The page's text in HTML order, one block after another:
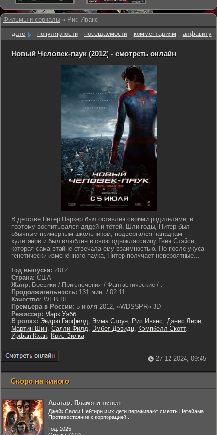
Фильмы и сериалы » Рис Иванс
дате
популярности посещаемости комментариям алфавиту
Новый Человек-паук (2012) - смотреть онлайн
В детстве Питер Паркер был оставлен своими родителями, и
поэтому воспитывался дядей и тётей. Шли годы, Питер был
обычным примерным школьником, подвергался нападкам
хулиганов и был влюблён в свою одноклассницу Гвен Стэйси,
которая сама втайне отвечала ему взаимностью. Но после укуса
генетически изменённого паука, Питер получает невероятные...
Год выпуска: 2012
Страна: США
Жанр: Боевики / Приключения / Фантастические / .
Продолжительность: 131 мин. / 02:11
Качество: WEB-DL
Премьера в России: 5 июля 2012, «WDSSPR» 3D
Режиссер: Марк Уэбб
В ролях: Эндрю Гарфилд, Эмма Стоун, Рис Иванс, Дэнис Лири,
Мартин Шин, Салли Филд, Эмбет Дэвидц, Кэмпбелл Скотт,
Ирфан Кхан, Крис Зилка
27-12-2024, 09:45
Скоро на киного
Аватар: Пламя и пепел
Джейк Салли Нейтири и их дети переживают смерть Нетейама
Противостояние с корпорацией...
Год: 2025